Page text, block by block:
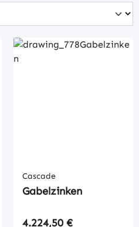
Cascade
Gabelzinken
Regulärer Preis:
4.224,50 €